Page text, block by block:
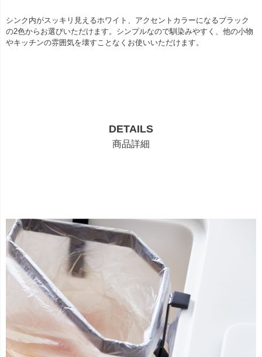
シンク内がスッキリ見えるホワイト、アクセントカラーになるブラック
の2色からお選びいただけます。シンプルなので馴染みやすく、他の小物
やキッチンの雰囲気を壊すことなくお使いいただけます。
DETAILS
商品詳細